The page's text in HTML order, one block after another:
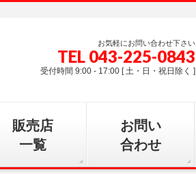
お気軽にお問い合わせ下さい
TEL 043-225-0843
受付時間 9:00 - 17:00 [ 土・日・祝日除く ]
販売店
一覧
お問い
合わせ